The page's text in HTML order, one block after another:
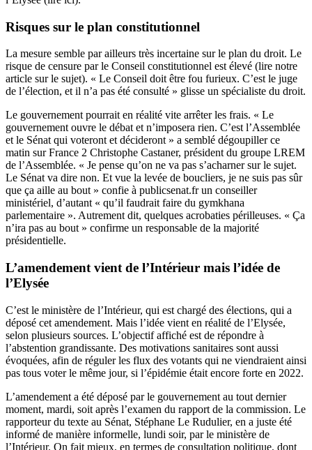
Risques sur le plan constitutionnel
La mesure semble par ailleurs très incertaine sur le plan du droit. Le
risque de censure par le Conseil constitutionnel est élevé (lire notre
article sur le sujet). « Le Conseil doit être fou furieux. C’est le juge
de l’élection, et il n’a pas été consulté » glisse un spécialiste du droit.
Le gouvernement pourrait en réalité vite arrêter les frais. « Le
gouvernement ouvre le débat et n’imposera rien. C’est l’Assemblée
et le Sénat qui voteront et décideront » a semblé dégoupiller ce
matin sur France 2 Christophe Castaner, président du groupe LREM
de l’Assemblée. « Je pense qu’on ne va pas s’acharner sur le sujet.
Le Sénat va dire non. Et vue la levée de boucliers, je ne suis pas sûr
que ça aille au bout » confie à publicsenat.fr un conseiller
ministériel, d’autant « qu’il faudrait faire du gymkhana
parlementaire ». Autrement dit, quelques acrobaties périlleuses. « Ça
n’ira pas au bout » confirme un responsable de la majorité
présidentielle.
L’amendement vient de l’Intérieur mais l’idée de
l’Elysée
C’est le ministère de l’Intérieur, qui est chargé des élections, qui a
déposé cet amendement. Mais l’idée vient en réalité de l’Elysée,
selon plusieurs sources. L’objectif affiché est de répondre à
l’abstention grandissante. Des motivations sanitaires sont aussi
évoquées, afin de réguler les flux des votants qui ne viendraient ainsi
pas tous voter le même jour, si l’épidémie était encore forte en 2022.
L’amendement a été déposé par le gouvernement au tout dernier
moment, mardi, soit après l’examen du rapport de la commission. Le
rapporteur du texte au Sénat, Stéphane Le Rudulier, en a juste été
informé de manière informelle, lundi soir, par le ministère de
l’Intérieur. On fait mieux, en termes de consultation politique, dont